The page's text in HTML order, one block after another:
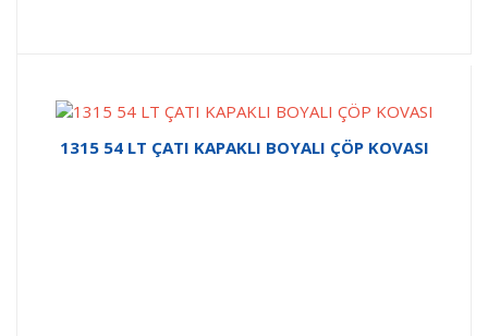
1315 54 LT ÇATI KAPAKLI BOYALI ÇÖP KOVASI